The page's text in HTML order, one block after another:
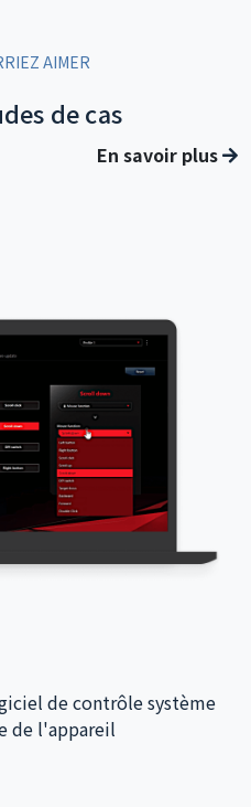
AIMER
de cas
En savoir plus
international de
du système backend